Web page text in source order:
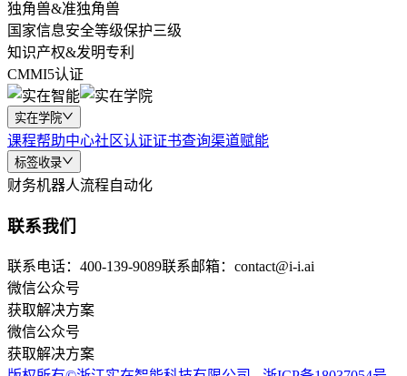
独角兽&准独角兽
国家信息安全等级保护三级
知识产权&发明专利
CMMI5认证
实在学院
课程帮助中心社区认证证书查询渠道赋能
标签收录
财务机器人流程自动化
联系我们
联系电话：400-139-9089联系邮箱：contact@i-i.ai
微信公众号
获取解决方案
微信公众号
获取解决方案